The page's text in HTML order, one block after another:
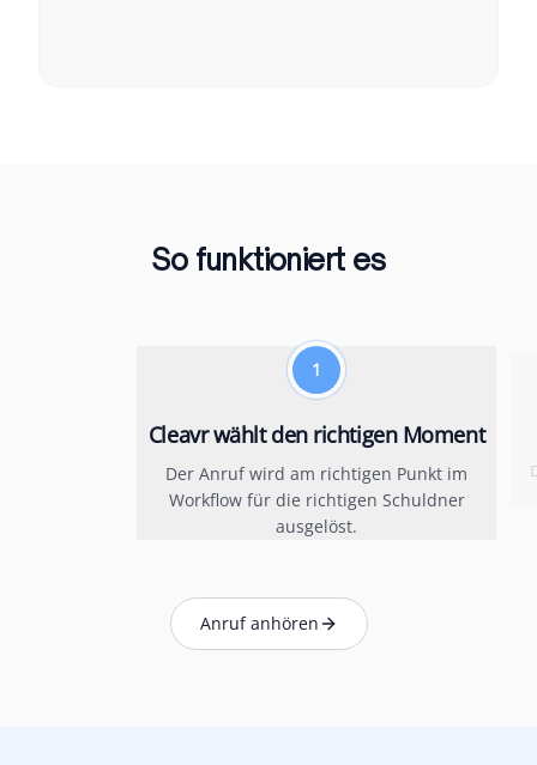
So funktioniert es
1
Cleavr wählt den richtigen Moment
Der Anruf wird am richtigen Punkt im
Workflow für die richtigen Schuldner
ausgelöst.
Anruf anhören